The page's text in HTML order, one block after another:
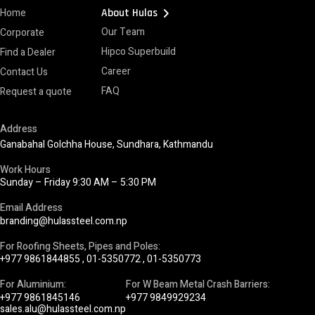
Home
Corporate
Find a Dealer
Contact Us
Request a quote
About Hulas chevron_right
Our Team
Hipco Superbuild
Career
FAQ
Address
Ganabahal Golchha House, Sundhara, Kathmandu
Work Hours
Sunday – Friday 9:30 AM – 5:30 PM
Email Address
branding@hulassteel.com.np
For Roofing Sheets, Pipes and Poles:
+977 9861844855,01-5350772,01-5350773
For Aluminium:
+977 9861845146
sales.alu@hulassteel.com.np
For W Beam Metal Crash Barriers:
+977 9849929234